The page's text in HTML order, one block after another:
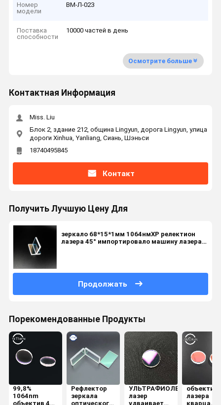
Номер
модели
ВМ-Л-023
Поставка
способности
10000 частей в день
Осмотрите больше
Контактная Информация
Miss. Liu
Блок 2, здание 212, община Lingyun, дорога Lingyun, улица
дороги Xinhua, Yanliang, Сиань, Шэньси
18740495845
Контакт
Получить Лучшую Цену Для
зеркало 68*15*1мм 1064нмХР релектион
лазера 45° импортировало машину лазера
Продолжать
Порекомендованные Продукты
99,8%
1064nm
объектив 45
Рефлектор
зеркала
оптического
УЛЬТРАФИОЛЕТОВЫЙ
лазер
удваивает
объектив
лазера
кварца